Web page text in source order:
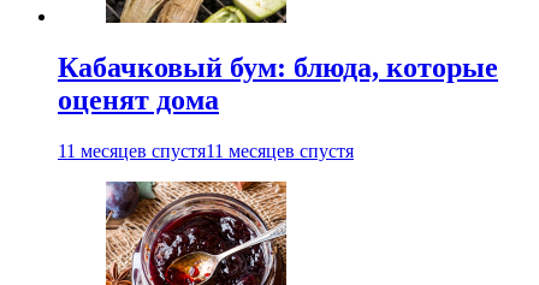
Кабачковый бум: блюда, которые
оценят дома
11 месяцев спустя11 месяцев спустя